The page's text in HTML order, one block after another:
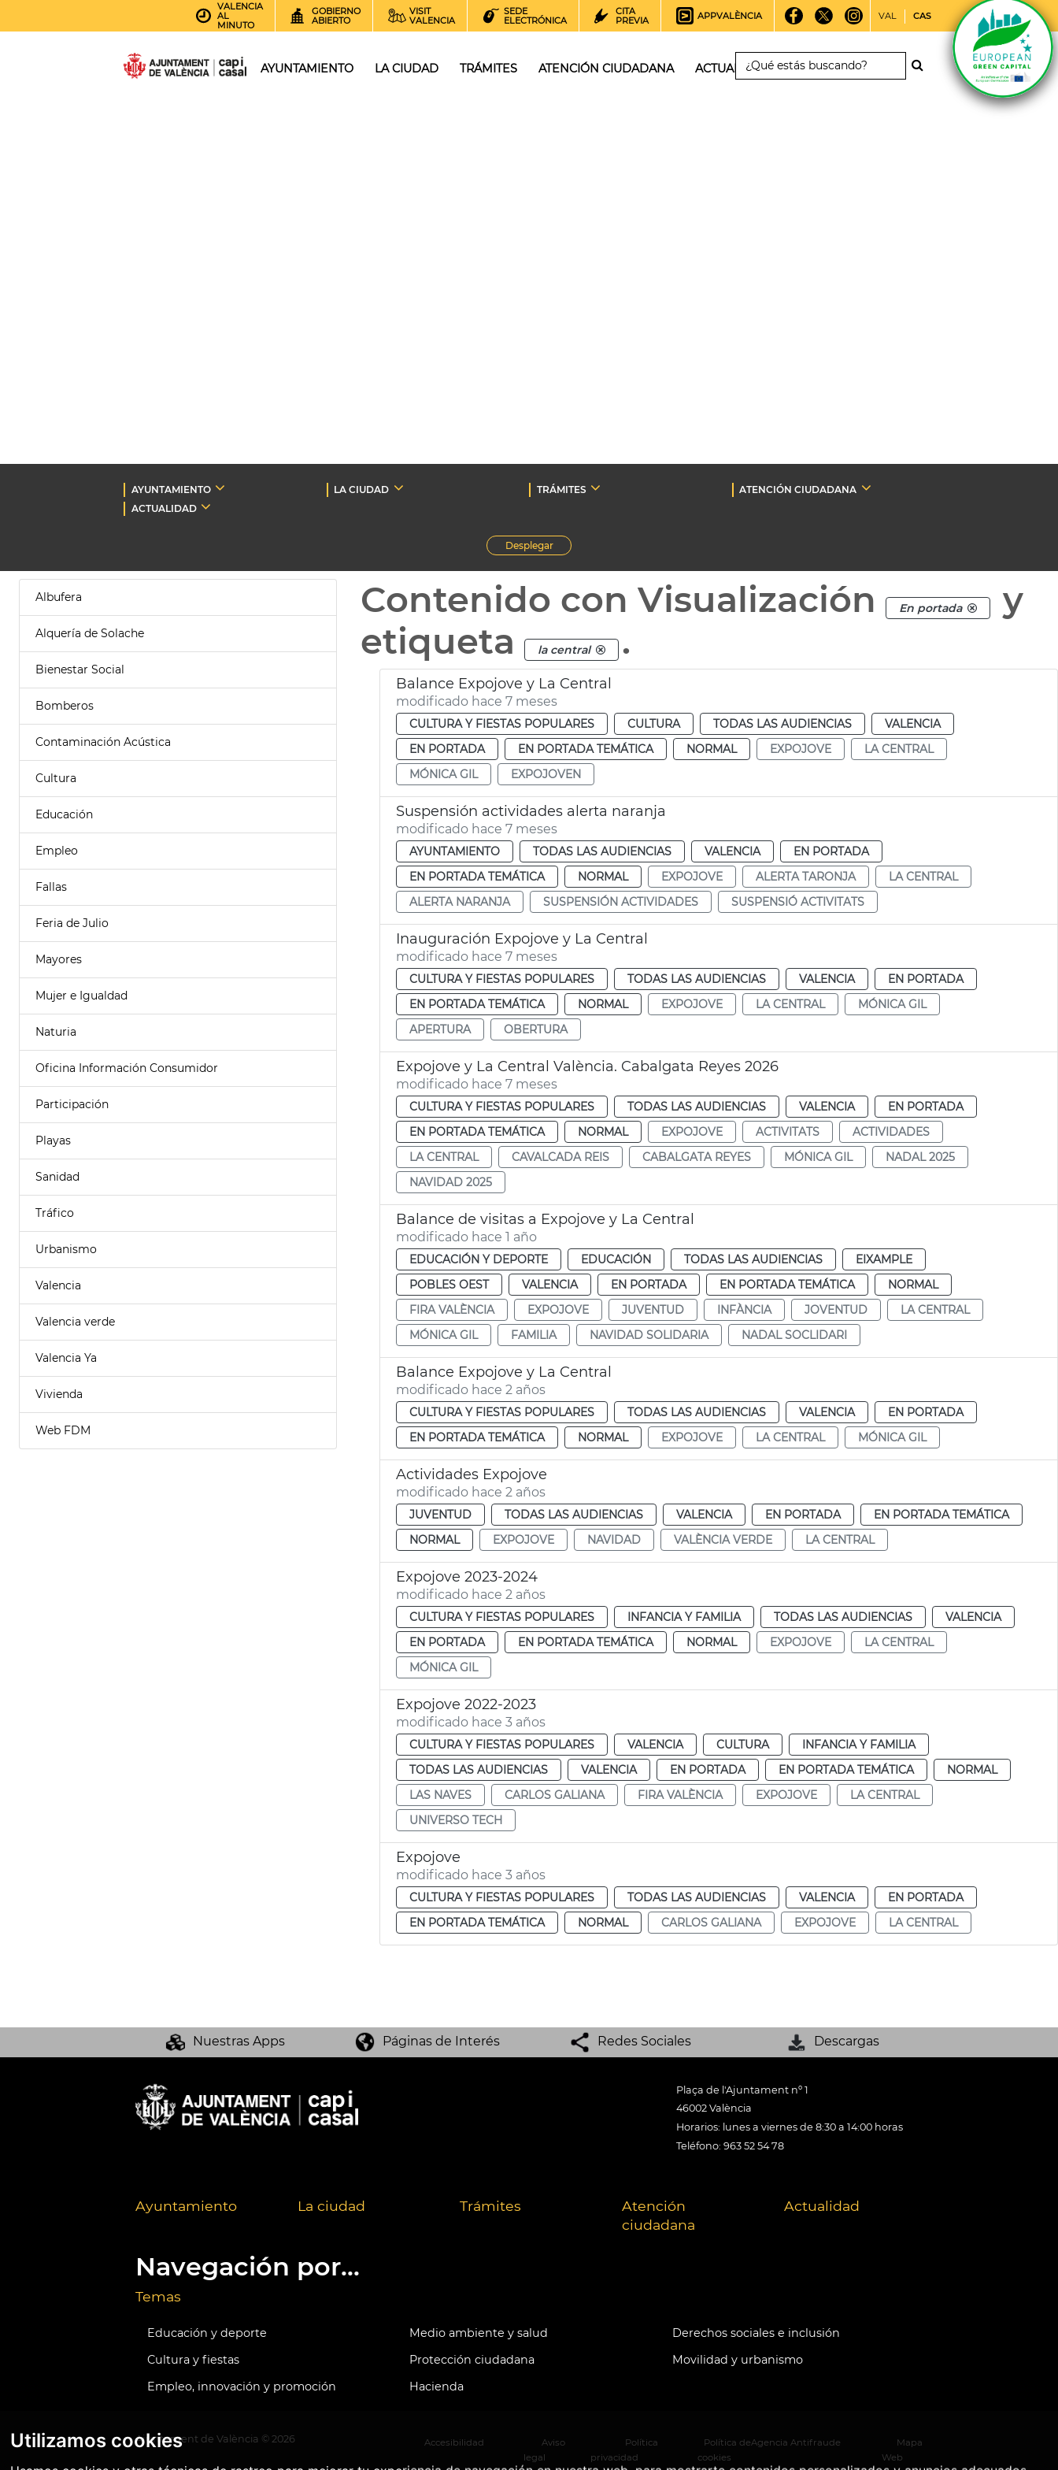
Utilizamos cookies
VALENCIA
AL
MINUTO
GOBIERNO
ABIERTO
VISIT
VALENCIA
SEDE
ELECTRÓNICA
CITA
PREVIA
APPVALÈNCIA VAL CAS
AYUNTAMIENTO LA CIUDAD TRÁMITES ATENCIÓN CIUDADANA ACTUALIDAD
AYUNTAMIENTO LA CIUDAD TRÁMITES
ATENCIÓN CIUDADANA
ACTUALIDAD
Desplegar
Albufera
Alquería de Solache
Bienestar Social
Bomberos
Contaminación Acústica
Cultura
Educación
Empleo
Fallas
Feria de Julio
Mayores
Mujer e Igualdad
Naturia
Oficina Información Consumidor
Participación
Playas
Sanidad
Tráfico
Urbanismo
Valencia
Valencia verde
Valencia Ya
Vivienda
Web FDM
Contenido con Visualización En portada
y
etiqueta
la central .
Balance Expojove y La Central
modificado hace 7 meses
CULTURA Y FIESTAS POPULARES CULTURA TODAS LAS AUDIENCIAS
VALENCIA
EN PORTADA
EN PORTADA TEMÁTICA NORMAL EXPOJOVE
LA CENTRAL
MÓNICA GIL
EXPOJOVEN
Suspensión actividades alerta naranja
modificado hace 7 meses
AYUNTAMIENTO TODAS LAS AUDIENCIAS VALENCIA
EN PORTADA
EN PORTADA TEMÁTICA
NORMAL EXPOJOVE ALERTA TARONJA
LA CENTRAL
ALERTA NARANJA
SUSPENSIÓN ACTIVIDADES SUSPENSIÓ ACTIVITATS
Inauguración Expojove y La Central
modificado hace 7 meses
CULTURA Y FIESTAS POPULARES TODAS LAS AUDIENCIAS VALENCIA
EN PORTADA
EN PORTADA TEMÁTICA
NORMAL EXPOJOVE LA CENTRAL
MÓNICA GIL
APERTURA
OBERTURA
Expojove y La Central València. Cabalgata Reyes 2026
modificado hace 7 meses
CULTURA Y FIESTAS POPULARES TODAS LAS AUDIENCIAS VALENCIA
EN PORTADA
EN PORTADA TEMÁTICA
NORMAL EXPOJOVE ACTIVITATS
ACTIVIDADES
LA CENTRAL
CAVALCADA REIS CABALGATA REYES MÓNICA GIL
NADAL 2025
NAVIDAD 2025
Balance de visitas a Expojove y La Central
modificado hace 1 año
EDUCACIÓN Y DEPORTE EDUCACIÓN TODAS LAS AUDIENCIAS
EIXAMPLE
POBLES OEST
VALENCIA EN PORTADA EN PORTADA TEMÁTICA
NORMAL
FIRA VALÈNCIA
EXPOJOVE JUVENTUD INFÀNCIA JOVENTUD
LA CENTRAL
MÓNICA GIL
FAMILIA NAVIDAD SOLIDARIA NADAL SOCLIDARI
Balance Expojove y La Central
modificado hace 2 años
CULTURA Y FIESTAS POPULARES TODAS LAS AUDIENCIAS VALENCIA
EN PORTADA
EN PORTADA TEMÁTICA
NORMAL EXPOJOVE LA CENTRAL MÓNICA GIL
Actividades Expojove
modificado hace 2 años
JUVENTUD TODAS LAS AUDIENCIAS VALENCIA EN PORTADA
EN PORTADA TEMÁTICA
NORMAL
EXPOJOVE NAVIDAD VALÈNCIA VERDE LA CENTRAL
Expojove 2023-2024
modificado hace 2 años
CULTURA Y FIESTAS POPULARES INFANCIA Y FAMILIA TODAS LAS AUDIENCIAS
VALENCIA
EN PORTADA
EN PORTADA TEMÁTICA NORMAL EXPOJOVE
LA CENTRAL
MÓNICA GIL
Expojove 2022-2023
modificado hace 3 años
CULTURA Y FIESTAS POPULARES VALENCIA CULTURA
INFANCIA Y FAMILIA
TODAS LAS AUDIENCIAS
VALENCIA EN PORTADA EN PORTADA TEMÁTICA
NORMAL
LAS NAVES
CARLOS GALIANA FIRA VALÈNCIA EXPOJOVE
LA CENTRAL
UNIVERSO TECH
Expojove
modificado hace 3 años
CULTURA Y FIESTAS POPULARES TODAS LAS AUDIENCIAS VALENCIA
EN PORTADA
EN PORTADA TEMÁTICA
NORMAL CARLOS GALIANA EXPOJOVE LA CENTRAL
Nuestras Apps Páginas de Interés Redes Sociales Descargas
Plaça de l'Ajuntament nº 1
46002 València
Horarios: lunes a viernes de 8:30 a 14:00 horas
Teléfono: 963 52 54 78
Ayuntamiento La ciudad Trámites
Atención
ciudadana
Actualidad
Navegación por...
Temas
Educación y deporte Medio ambiente y salud
Derechos sociales e inclusión
Cultura y fiestas
Protección ciudadana
Movilidad y urbanismo
Empleo, innovación y promoción
Hacienda
Ajuntament de València © 2026 Accesibilidad
Aviso
legal
Política
privacidad
Política de
cookies
Agencia Antifraude
Mapa
Web